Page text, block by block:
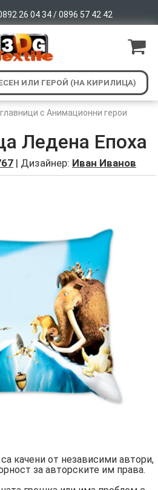
26 04 34 / 0896 57 42 42
с Анимационни герои
Ледена Епоха
| Дизайнер: Иван Иванов
качени от независими автори,
за авторските им права.